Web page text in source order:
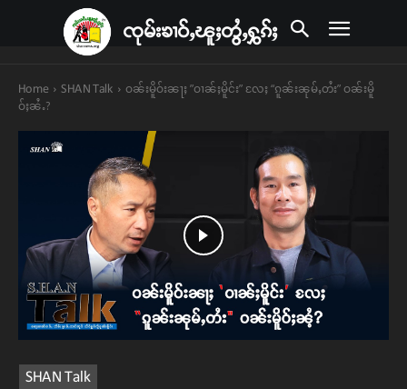
ၸုမ်းၶၢဝ်ႇၽူႈတွႆႇႁွၵ်ႈ
Home SHAN Talk
ဝၼ်းမိူဝ်းၼႃႈ ”ဝၢၼ်ႈမိူင်း” လႄႈ “ၵူၼ်းၼုမ်ႇတႆး” ဝၼ်းမိူ
ဝ်ႈၼႆႉ?
SHAN Talk